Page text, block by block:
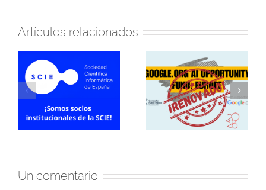
Artículos relacionados
¡En 2026 seguiremos
participando en el AI
Europe de
Firmamos convenio
de colaboración con
Sevilla Negra para
formación en IA
Un comentario